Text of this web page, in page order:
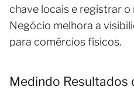
chave locais e registrar
Negócio melhora a
para comércios físicos.
Medindo Resultados